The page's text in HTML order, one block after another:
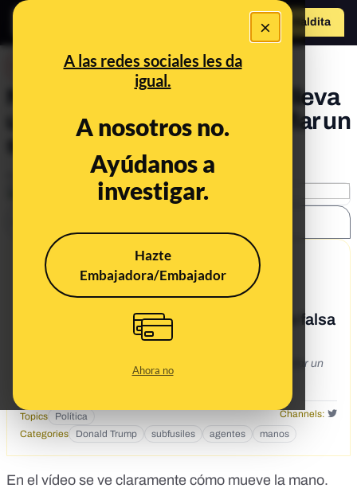
×
A las redes sociales les da
igual.
A nosotros no.
Ayúdanos a
investigar.
Hazte
Embajadora/Embajador
Ahora no
Hazte Maldita
No, el agente de Trump no lleva
una mano falsa para camuflar un
subfusil
Jan 24, 2017, 12:00:00 AM
9/30/19
What's being said:
«El agente de Trump lleva una mano falsa
para camuflar un subfusil»
El agente de Trump lleva una mano falsa para camuflar un
Topics Política
Channels:
Categories
Donald Trump subfusiles agentes manos
En el vídeo se ve claramente cómo mueve la mano.